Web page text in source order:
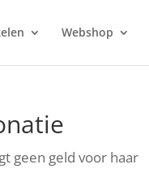
Webshop
geen geld voor haar